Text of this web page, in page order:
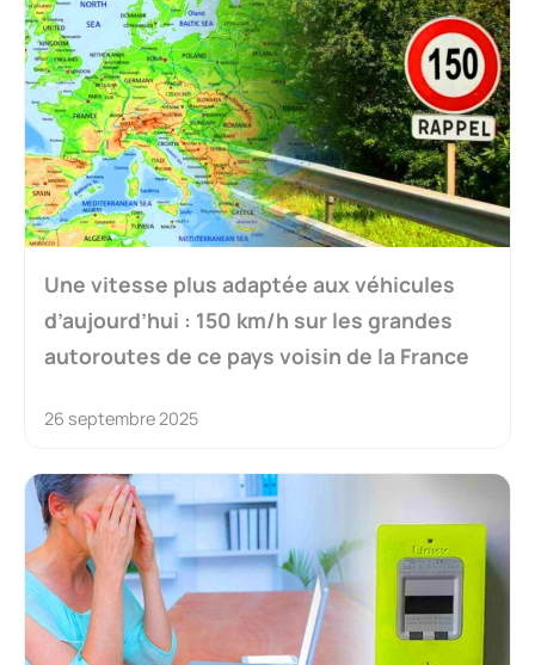
Une vitesse plus adaptée aux véhicules
d’aujourd’hui : 150 km/h sur les grandes
autoroutes de ce pays voisin de la France
26 septembre 2025